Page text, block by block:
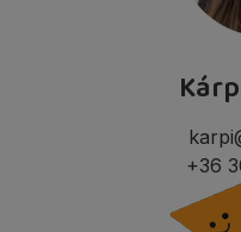
+36